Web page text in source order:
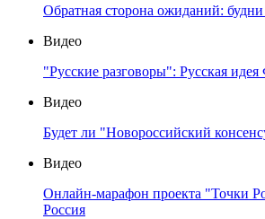
Обратная сторона ожиданий:
Видео
"Русские разговоры": Русская
Видео
Будет ли "Новороссийский
Видео
Онлайн-марафон проекта "Точки
Россия